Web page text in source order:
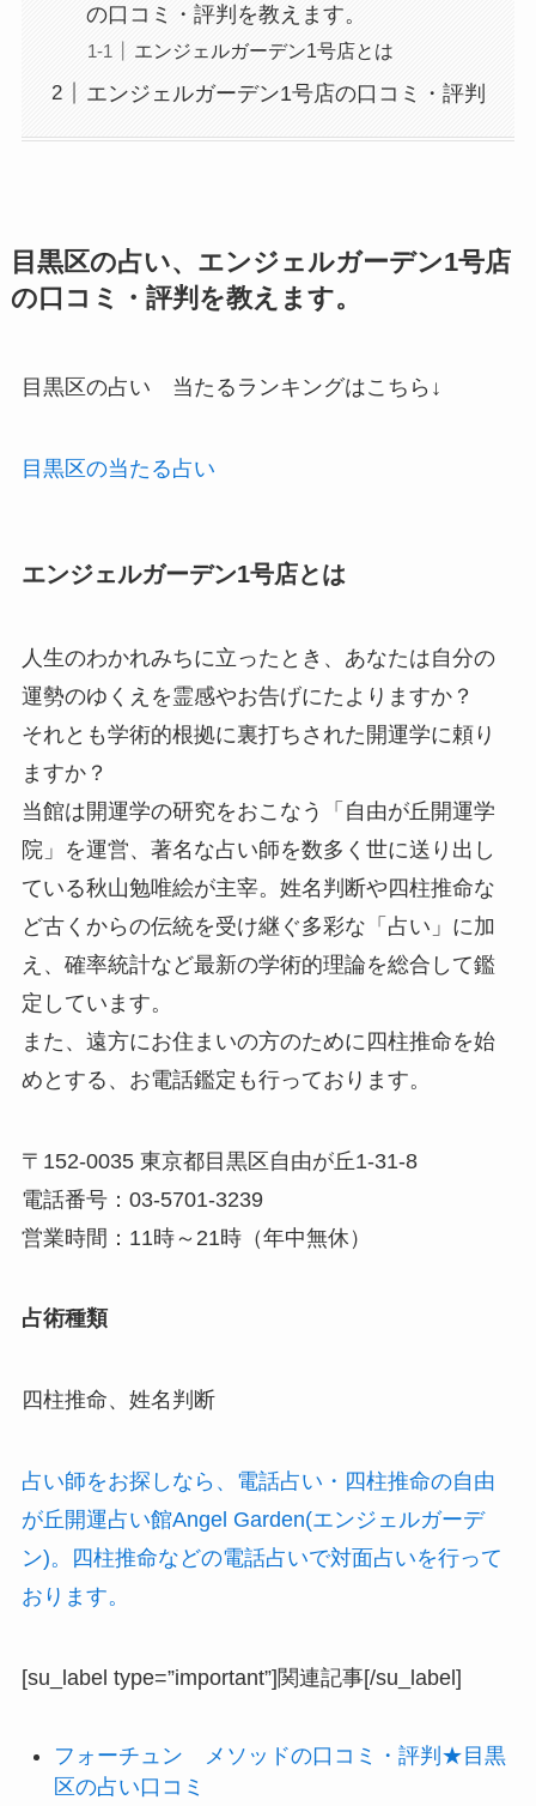
の口コミ・評判を教えます。
エンジェルガーデン1号店とは
エンジェルガーデン1号店の口コミ・評判
目黒区の占い、エンジェルガーデン1号店
の口コミ・評判を教えます。
目黒区の占い 当たるランキングはこちら↓
目黒区の当たる占い
エンジェルガーデン1号店とは
人生のわかれみちに立ったとき、あなたは自分の
運勢のゆくえを霊感やお告げにたよりますか？
それとも学術的根拠に裏打ちされた開運学に頼り
ますか？
当館は開運学の研究をおこなう「自由が丘開運学
院」を運営、著名な占い師を数多く世に送り出し
ている秋山勉唯絵が主宰。姓名判断や四柱推命な
ど古くからの伝統を受け継ぐ多彩な「占い」に加
え、確率統計など最新の学術的理論を総合して鑑
定しています。
また、遠方にお住まいの方のために四柱推命を始
めとする、お電話鑑定も行っております。
〒152-0035 東京都目黒区自由が丘1-31-8
電話番号：03-5701-3239
営業時間：11時～21時（年中無休）
占術種類
四柱推命、姓名判断
占い師をお探しなら、電話占い・四柱推命の自由
が丘開運占い館Angel Garden(エンジェルガーデ
ン)。四柱推命などの電話占いで対面占いを行って
おります。
[su_label type=”important”]関連記事[/su_label]
フォーチュン メソッドの口コミ・評判★目黒
区の占い口コミ